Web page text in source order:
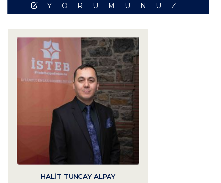
YORUMUNUZ
HALIT TUNCAY ALPAY